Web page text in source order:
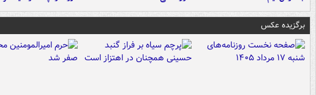
برگزیده عکس